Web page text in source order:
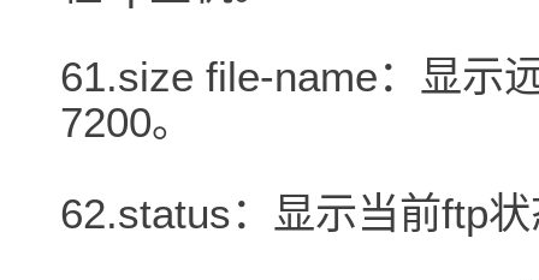
61.size file-name：显示
7200。
62.status：显示当前ftp